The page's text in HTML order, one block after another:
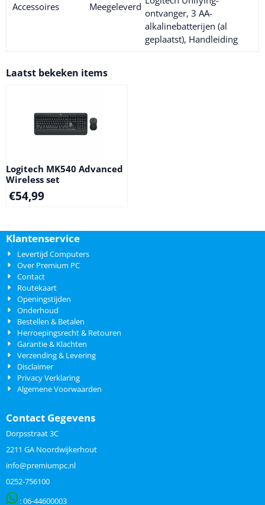
Accessoires Meegeleverd
ontvanger, 3 AA-
alkalinebatterijen (al
geplaatst), Handleiding
Laatst bekeken items
Logitech MK540 Advanced
Wireless set
€54,99
Klantenservice
Levertijd Computers
Over Premium PC
Contact
Routekaart
Openingstijden
Onderhoud
Bestellen & Betalen
Herroepingsrecht & Retouren
Garantie & Klachten
Verzending & Levering
Disclaimer
Privacy Verklaring
Algemene Voorwaarden
Contact Gegevens
Dorpsstraat 3C
2211 GA Noordwijkerhout
info@premiumpc.nl
0252-756100
: 06-44600003